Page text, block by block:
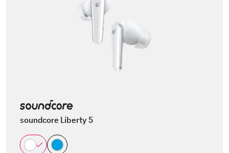
soundcore Liberty 5